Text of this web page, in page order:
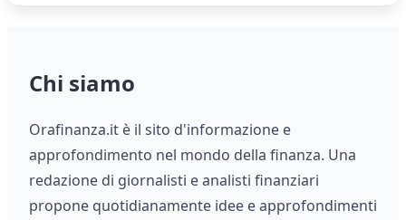
Chi siamo
Orafinanza.it è il sito d'informazione e
approfondimento nel mondo della finanza. Una
redazione di giornalisti e analisti finanziari
propone quotidianamente idee e approfondimenti